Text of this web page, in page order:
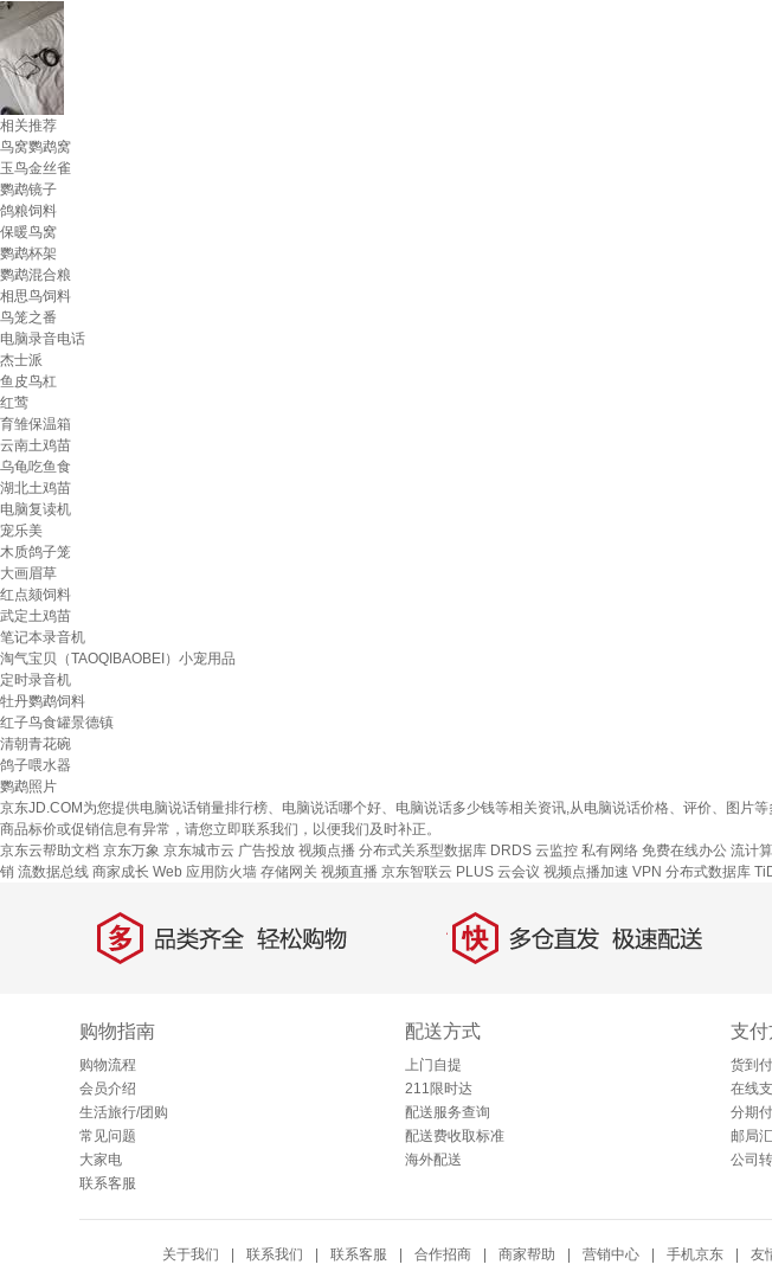
相关推荐
鸟窝鹦鹉窝
玉鸟金丝雀
鹦鹉镜子
鸽粮饲料
保暖鸟窝
鹦鹉杯架
鹦鹉混合粮
相思鸟饲料
鸟笼之番
电脑录音电话
杰士派
鱼皮鸟杠
红莺
育雏保温箱
云南土鸡苗
乌龟吃鱼食
湖北土鸡苗
电脑复读机
宠乐美
木质鸽子笼
大画眉草
红点颏饲料
武定土鸡苗
笔记本录音机
淘气宝贝（TAOQIBAOBEI）小宠用品
定时录音机
牡丹鹦鹉饲料
红子鸟食罐景德镇
清朝青花碗
鸽子喂水器
鹦鹉照片
京东JD.COM为您提供电脑说话销量排行榜、电脑说话哪个好、电脑说话多少钱等相关资讯,从电脑说话价格、评价、图
商品标价或促销信息有异常，请您立即联系我们，以便我们及时补正。
京东云帮助文档 京东万象 京东城市云 广告投放 视频点播 分布式关系型数据库 DRDS 云监控 私有网络 免费在线办公 流计算
销 流数据总线 商家成长 Web 应用防火墙 存储网关 视频直播 京东智联云 PLUS 云会议 视频点播加速 VPN 分布式数据库
多 品类齐全，轻松购物 快 多仓直发，极速配送
购物指南
购物流程
会员介绍
生活旅行/团购
常见问题
大家电
联系客服
配送方式
上门自提
211限时达
配送服务查询
配送费收取标准
海外配送
支
货到
在线
分期
邮局
公司
关于我们 联系我们 联系客服 合作招商 商家帮助 营销中心 手机京东 友